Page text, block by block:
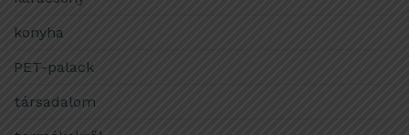
konyha
PET-palack
társadalom